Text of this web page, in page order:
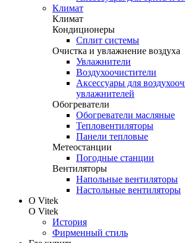
Климат
Климат
Кондиционеры
Сплит системы
Очистка и увлажнение воздуха
Увлажнители
Воздухоочистители
Аксессуары для
увлажнителей
Обогреватели
Обогреватели масляные
Тепловентиляторы
Панели тепловые
Метеостанции
Погодные станции
Вентиляторы
Напольные вентиляторы
Настольные вентиляторы
О Vitek
О Vitek
История
Фирменный стиль